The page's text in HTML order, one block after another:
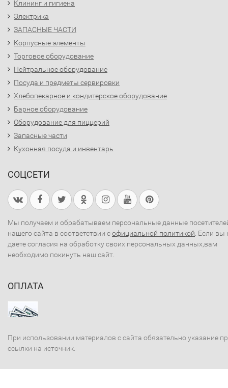
Клининг и гигиена
Электрика
ЗАПАСНЫЕ ЧАСТИ
Корпусные элементы
Торговое оборудование
Нейтральное оборудование
Посуда и предметы сервировки
Хлебопекарное и кондитерское оборудование
Барное оборудование
Оборудование для пиццерий
Запасные части
Кухонная посуда и инвентарь
СОЦСЕТИ
Мы получаем и обрабатываем персональные данные
нашего сайта в соответствии софициальной политикой . Если вы
даете согласия на обработку своих персональных данных,вам
необходимо покинуть наш сайт.
ОПЛАТА
При использовании материалов с сайта обязательно указание
ссылки на источник.